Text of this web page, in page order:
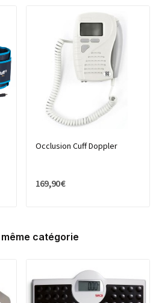
Occlusion Cuff Doppler
169,90 €
catégorie